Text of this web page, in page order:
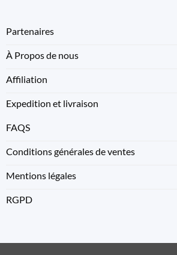
Partenaires
À Propos de nous
Affiliation
Expedition et livraison
FAQS
Conditions générales de ventes
Mentions légales
RGPD